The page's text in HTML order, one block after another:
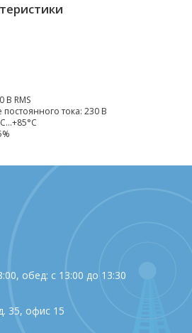
В RMS
тока: 230 В
обед: с 13:00 до 13:30
35, офис 15